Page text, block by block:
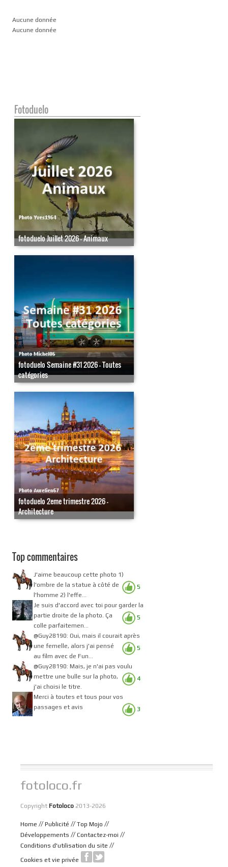
Aucune donnée
Aucune donnée
Fotoduelo
fotoduelo Juillet 2026 - Animaux
fotoduelo Semaine #31 2026 - Toutes
catégories
fotoduelo 2eme trimestre 2026 -
Architecture
Top commentaires
5
J'aime beaucoup cette photo 1)
l'ombre de la statue à côté de
l'homme 2) l'effe...
5
Je suis d'accord avec toi pour garder la
partie droite de la photo. Ça
colle parfaitemen...
5
@Guy28190: Oui, mais il courait après
une femelle, alors j'ai pensé
au film avec de Fun...
4
@Guy28190: Mais, je n'ai pas voulu
mettre une bulle sur la photo,
j'ai choisi le titre.
3
Merci à toutes et tous pour vos
passages et avis
fotoloco.fr
Copyright Fotoloco 2013-2026
Home // Publicité // Top Mojo //
Développements // Contactez-moi //
Conditions d'utilisation du site //
Cookies et vie privée